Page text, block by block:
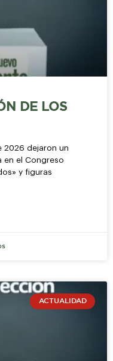
DE LOS
2026 dejaron un
en el Congreso
y figuras
ACTUALIDAD